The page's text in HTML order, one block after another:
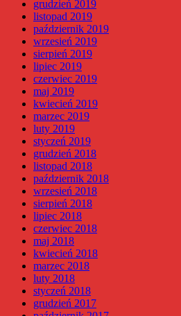
grudzień 2019
listopad 2019
październik 2019
wrzesień 2019
sierpień 2019
lipiec 2019
czerwiec 2019
maj 2019
kwiecień 2019
marzec 2019
luty 2019
styczeń 2019
grudzień 2018
listopad 2018
październik 2018
wrzesień 2018
sierpień 2018
lipiec 2018
czerwiec 2018
maj 2018
kwiecień 2018
marzec 2018
luty 2018
styczeń 2018
grudzień 2017